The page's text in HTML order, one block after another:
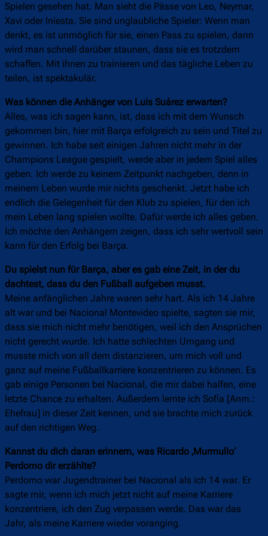
Spielen gesehen hat. Man sieht die Pässe von Leo, Neymar,
Xavi oder Iniesta. Sie sind unglaubliche Spieler: Wenn man
denkt, es ist unmöglich für sie, einen Pass zu spielen, dann
wird man schnell darüber staunen, dass sie es trotzdem
schaffen. Mit ihnen zu trainieren und das tägliche Leben zu
teilen, ist spektakulär.
Was können die Anhänger von Luis Suárez erwarten?
Alles, was ich sagen kann, ist, dass ich mit dem Wunsch
gekommen bin, hier mit Barça erfolgreich zu sein und Titel zu
gewinnen. Ich habe seit einigen Jahren nicht mehr in der
Champions League gespielt, werde aber in jedem Spiel alles
geben. Ich werde zu keinem Zeitpunkt nachgeben, denn in
meinem Leben wurde mir nichts geschenkt. Jetzt habe ich
endlich die Gelegenheit für den Klub zu spielen, für den ich
mein Leben lang spielen wollte. Dafür werde ich alles geben.
Ich möchte den Anhängern zeigen, dass ich sehr wertvoll sein
kann für den Erfolg bei Barça.
Du spielst nun für Barça, aber es gab eine Zeit, in der du
dachtest, dass du den Fußball aufgeben musst.
Meine anfänglichen Jahre waren sehr hart. Als ich 14 Jahre
alt war und bei Nacional Montevideo spielte, sagten sie mir,
dass sie mich nicht mehr benötigen, weil ich den Ansprüchen
nicht gerecht wurde. Ich hatte schlechten Umgang und
musste mich von all dem distanzieren, um mich voll und
ganz auf meine Fußballkarriere konzentrieren zu können. Es
gab einige Personen bei Nacional, die mir dabei halfen, eine
letzte Chance zu erhalten. Außerdem lernte ich Sofía [Anm.:
Ehefrau] in dieser Zeit kennen, und sie brachte mich zurück
auf den richtigen Weg.
Kannst du dich daran erinnern, was Ricardo ‚Murmullo‘
Perdomo dir erzählte?
Perdomo war Jugendtrainer bei Nacional als ich 14 war. Er
sagte mir, wenn ich mich jetzt nicht auf meine Karriere
konzentriere, ich den Zug verpassen werde. Das war das
Jahr, als meine Karriere wieder voranging.